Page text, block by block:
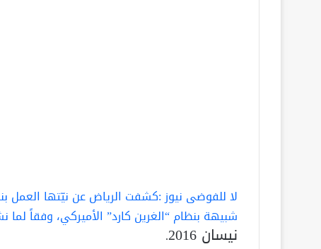
لا للفوضى نيوز :كشفت الرياض عن نيّتها العمل
شبيهة بنظام “الغرين كارد” الأميركي، وفقاً
نيسان 2016
.